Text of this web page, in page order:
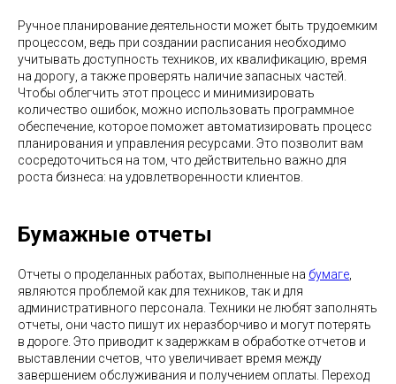
Ручное планирование деятельности может быть трудоемким
процессом, ведь при создании расписания необходимо
учитывать доступность техников, их квалификацию, время
на дорогу, а также проверять наличие запасных частей.
Чтобы облегчить этот процесс и минимизировать
количество ошибок, можно использовать программное
обеспечение, которое поможет автоматизировать процесс
планирования и управления ресурсами. Это позволит вам
сосредоточиться на том, что действительно важно для
роста бизнеса: на удовлетворенности клиентов.
Бумажные отчеты
Отчеты о проделанных работах, выполненные на бумаге,
являются проблемой как для техников, так и для
административного персонала. Техники не любят заполнять
отчеты, они часто пишут их неразборчиво и могут потерять
в дороге. Это приводит к задержкам в обработке отчетов и
выставлении счетов, что увеличивает время между
завершением обслуживания и получением оплаты. Переход